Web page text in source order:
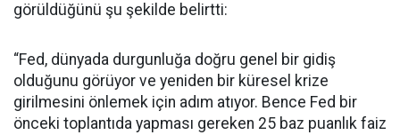
görüldüğünü şu şekilde belirtti:
“Fed, dünyada durgunluğa doğru genel bir gidiş
olduğunu görüyor ve yeniden bir küresel krize
girilmesini önlemek için adım atıyor. Bence Fed bir
önceki toplantıda yapması gereken 25 baz puanlık faiz